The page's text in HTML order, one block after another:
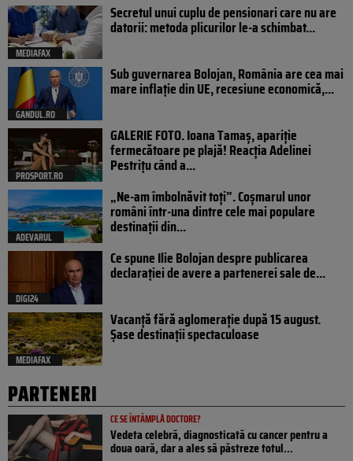
MEDIAFAX
Secretul unui cuplu de pensionari care nu are
datorii: metoda plicurilor le-a schimbat...
GANDUL.RO
Sub guvernarea Bolojan, România are cea mai
mare inflație din UE, recesiune economică,...
PROSPORT.RO
GALERIE FOTO. Ioana Tamaş, apariție
fermecătoare pe plajă! Reacția Adelinei
Pestrițu când a...
ADEVARUL
„Ne-am îmbolnăvit toți”. Coșmarul unor
români într-una dintre cele mai populare
destinații din...
DIGI24
Ce spune Ilie Bolojan despre publicarea
declarației de avere a partenerei sale de...
MEDIAFAX
Vacanță fără aglomerație după 15 august.
Șase destinații spectaculoase
PARTENERI
CE SE ÎNTÂMPLĂ DOCTORE?
Vedeta celebră, diagnosticată cu cancer pentru a
doua oară, dar a ales să păstreze totul...